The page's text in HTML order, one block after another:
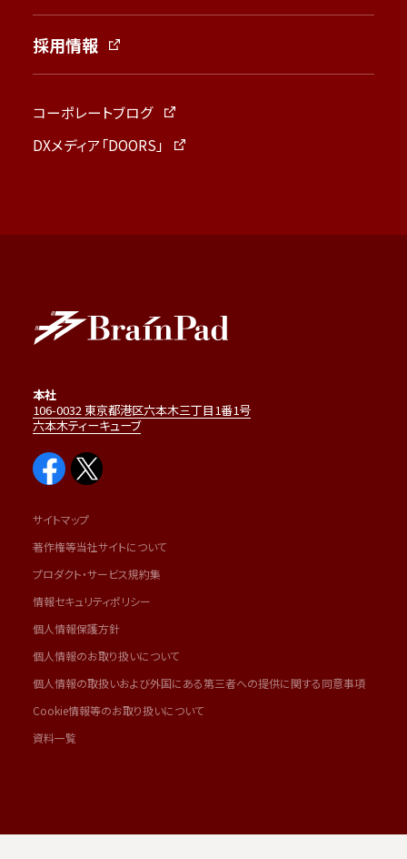
採用情報
コーポレートブログ
DXメディア「DOORS」
本社
106-0032 東京都港区六本木三丁目1番1号
六本木ティーキューブ
サイトマップ
著作権等当社サイトについて
プロダクト・サービス規約集
情報セキュリティポリシー
個人情報保護方針
個人情報のお取り扱いについて
個人情報の取扱いおよび外国にある第三者への提供に関する同意事項
Cookie情報等のお取り扱いについて
資料一覧